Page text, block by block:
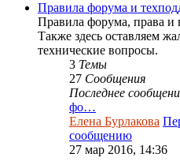
Правила форума и
Правила форума, права и
Также здесь оставляем
технические вопросы.
3 Темы
27 Сообщения
Последнее
фо…
Елена Бурлакова
сообщению
27 мар 2016, 14:36